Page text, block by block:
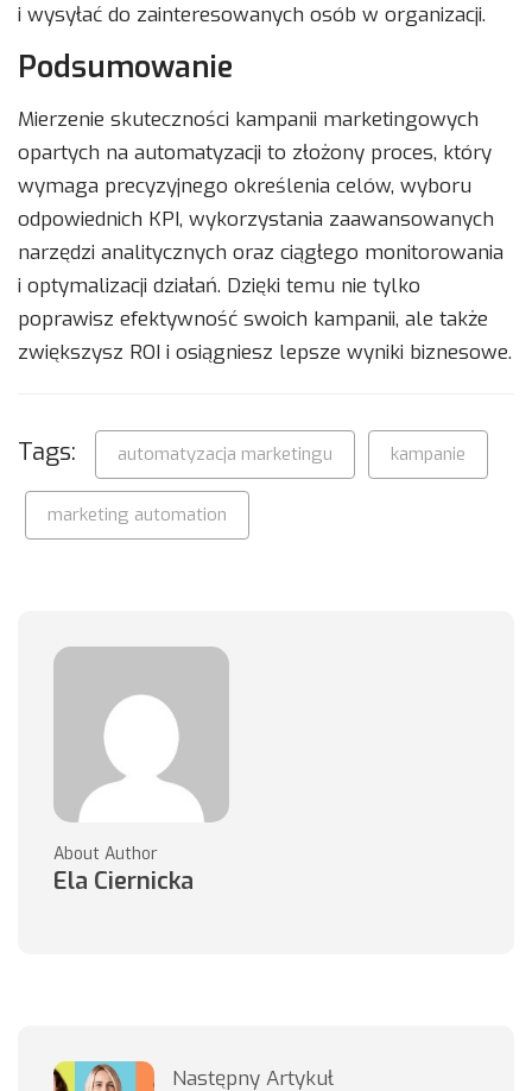
i wysyłać do zainteresowanych osób w organizacji.
Podsumowanie
Mierzenie skuteczności kampanii marketingowych
opartych na automatyzacji to złożony proces, który
wymaga precyzyjnego określenia celów, wyboru
odpowiednich KPI, wykorzystania zaawansowanych
narzędzi analitycznych oraz ciągłego monitorowania
i optymalizacji działań. Dzięki temu nie tylko
poprawisz efektywność swoich kampanii, ale także
zwiększysz ROI i osiągniesz lepsze wyniki biznesowe.
Tags: automatyzacja marketingu kampanie
marketing automation
About Author
Ela Ciernicka
Następny Artykuł